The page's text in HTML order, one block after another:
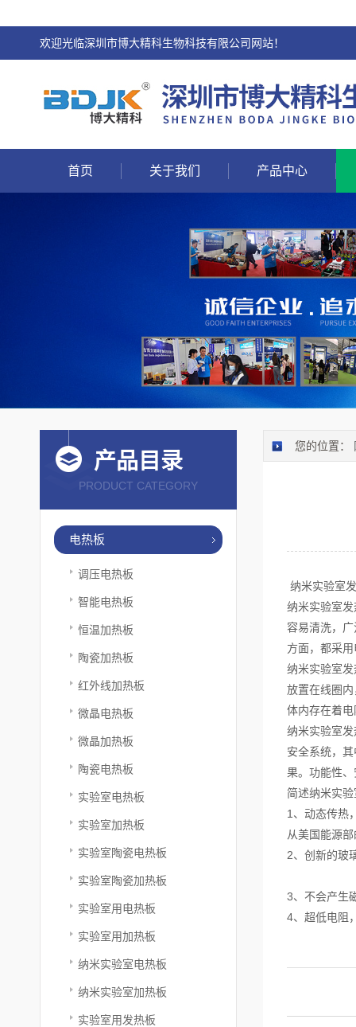
欢迎光临深圳市博大精科生物科技有限公司网站！
首页 关于我们 产品中心
产品目录
PRODUCT CATEGORY
电热板
调压电热板
智能电热板
恒温加热板
陶瓷加热板
红外线加热板
微晶电热板
微晶加热板
陶瓷电热板
实验室电热板
实验室加热板
实验室陶瓷电热板
实验室陶瓷加热板
实验室用电热板
实验室用加热板
纳米实验室电热板
纳米实验室加热板
实验室用发热板
您的位置：
纳米实验室
纳米实验室
容易清洗，
方面，都采
纳米实验室
放置在线圈
体内存在着
纳米实验室
安全系统，
果。功能性
简述纳米实
1、动态传热
从美国能源
2、创新的玻
3、不会产生
4、超低电阻